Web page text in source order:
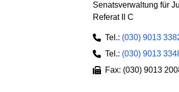
Senatsverwaltung für
Referat II C
Tel.: (030) 9013
Tel.: (030) 9013
Fax: (030) 9013